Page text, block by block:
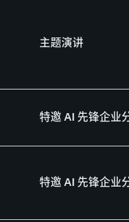
主题演讲
特邀 AI 先锋企业
特邀 AI 先锋企业